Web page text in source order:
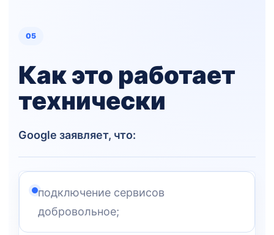
05
Как это работает
технически
Google заявляет, что:
подключение сервисов
добровольное;